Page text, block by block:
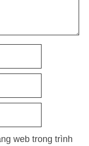
web trong trình